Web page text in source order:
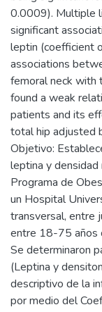
0.0009). Multiple
significant
leptin (coefficient
associations
femoral neck with
found a weak
patients and its
total hip adjusted
Objetivo:
leptina y
Programa de
un Hospital
transversal, entre
entre 18-75 años
Se determinaron
(Leptina y
descriptivo de la
por medio del